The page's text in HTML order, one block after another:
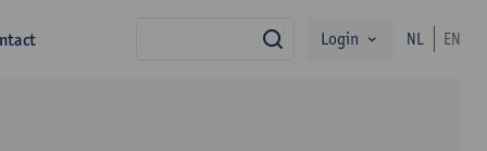
zoekLogin NL EN